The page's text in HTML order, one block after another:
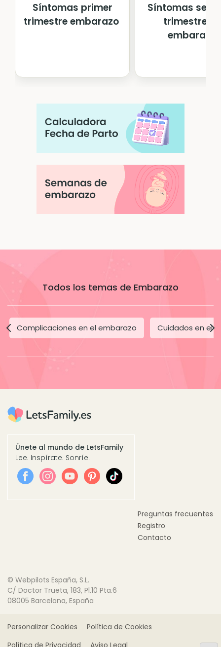
Síntomas primer
trimestre embarazo
Síntomas
trimestre de
embarazo
Todos los temas de Embarazo
Complicaciones en el embarazo Cuidados en el
Únete al mundo de LetsFamily
Lee. Inspírate. Sonríe.
Preguntas frecuentes
Registro
Contacto
© Webpilots España, S.L.
C/ Doctor Trueta, 183, Pl.10 Pta.6
08005 Barcelona, España
Personalizar Cookies
Política de Cookies
Política de Privacidad
Aviso Legal